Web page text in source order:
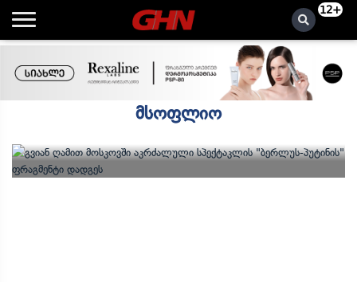
12+
მსოფლიო